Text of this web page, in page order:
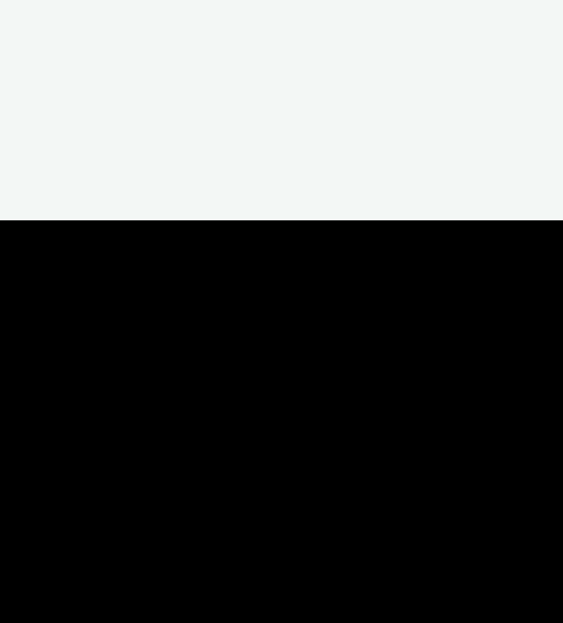
eine besondere Rolle: Die sogenannte „Nonnenstudie“ aus den USA, an der
Teil unserer Webinarreihe zur „Nonnenstudie“ widmen wir uns den
was man aus ihrem Leben lernen kann. Hier können Sie sich das Webinar